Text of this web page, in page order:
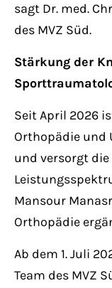
sagt Dr. med.
des MVZ Süd.
Stärkung der
Seit April 2026
Orthopädie und
und versorgt
Mansour
Orthopädie
Ab dem 1. Juli
Team des MVZ